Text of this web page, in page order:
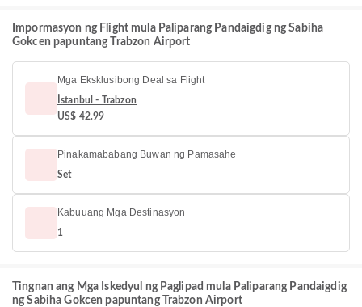
Impormasyon ng Flight mula Paliparang Pandaigdig ng Sabiha
Gokcen papuntang Trabzon Airport
Mga Eksklusibong Deal sa Flight
İstanbul - Trabzon
US$ 42.99
Pinakamababang Buwan ng Pamasahe
Set
Kabuuang Mga Destinasyon
1
Tingnan ang Mga Iskedyul ng Paglipad mula Paliparang Pandaigdig
ng Sabiha Gokcen papuntang Trabzon Airport